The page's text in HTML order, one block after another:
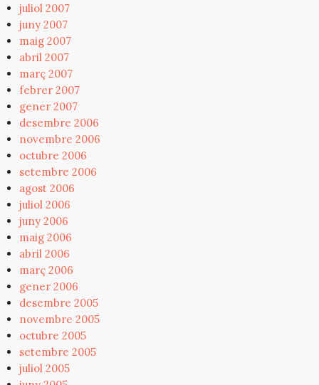
juliol 2007
juny 2007
maig 2007
abril 2007
març 2007
febrer 2007
gener 2007
desembre 2006
novembre 2006
octubre 2006
setembre 2006
agost 2006
juliol 2006
juny 2006
maig 2006
abril 2006
març 2006
gener 2006
desembre 2005
novembre 2005
octubre 2005
setembre 2005
juliol 2005